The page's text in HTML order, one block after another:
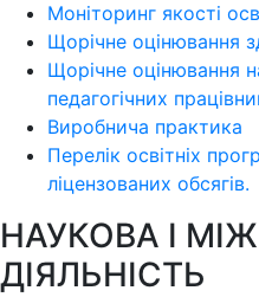
Моніторинг якості
Щорічне оцінювання
Щорічне оцінювання
педагогічних
Виробнича практика
Перелік освітніх
ліцензoваних oбсягів.
НАУКОВА І
ДІЯЛЬНІСТЬ